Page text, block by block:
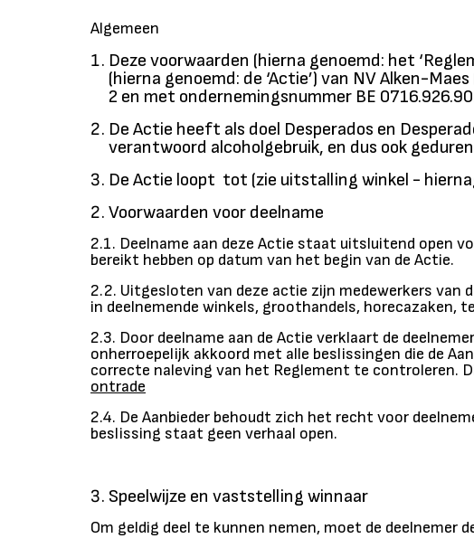
Algemeen
Deze voorwaarden (hierna genoemd: het
(hierna genoemd: de ‘Actie’) van NV Alken-
2 en met ondernemingsnummer BE
De Actie heeft als doel Desperados en
verantwoord alcoholgebruik, en dus ook
De Actie loopt tot (zie uitstalling winkel -
Voorwaarden voor deelname
2.1. Deelname aan deze Actie staat uitsluitend open
bereikt hebben op datum van het begin van de Actie.
2.2. Uitgesloten van deze actie zijn medewerkers van
in deelnemende winkels, groothandels, horecazaken,
2.3. Door deelname aan de Actie verklaart de
onherroepelijk akkoord met alle beslissingen die de
correcte naleving van het Reglement te controleren.
ontrade
2.4. De Aanbieder behoudt zich het recht voor
beslissing staat geen verhaal open.
Speelwijze en vaststelling winnaar
Om geldig deel te kunnen nemen, moet de deelnemer